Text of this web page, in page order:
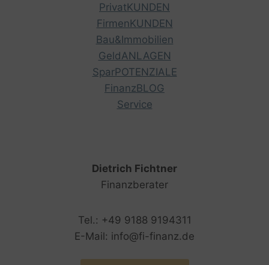
PrivatKUNDEN
FirmenKUNDEN
Bau&Immobilien
GeldANLAGEN
SparPOTENZIALE
FinanzBLOG
Service
Dietrich Fichtner
Finanzberater
Tel.: +49 9188 9194311
E-Mail: info@fi-finanz.de